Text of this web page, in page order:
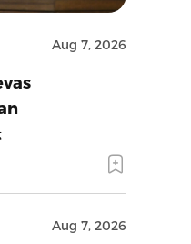
Aug 7, 2026
Aug 7, 2026